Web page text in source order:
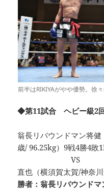
前半はRIKIYAがやや優勢。徐
◆第11試合 ヘビー級2
翁長リバウンドマン将
歳/ 96.25kg）9戦4勝4敗
VS
直也（横須賀太賀/神奈
勝者：翁長リバウンドマ